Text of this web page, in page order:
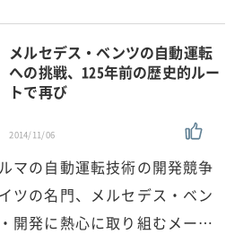
メルセデス・ベンツの自動運転
への挑戦、125年前の歴史的ルー
トで再び
2014/11/06
マの自動運転技術の開発競争
ツの名門、メルセデス・ベン
開発に熱心に取り組むメー…